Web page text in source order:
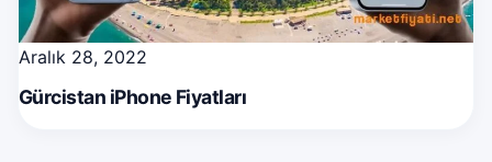
Aralık 28, 2022
Gürcistan iPhone Fiyatları